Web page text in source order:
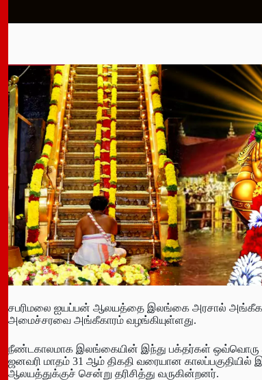
சபரிமலை ஐயப்பன் ஆலயத்தை இலங்கை அரசால்
அமைச்சரவை அங்கீகாரம் வழங்கியுள்ளது.
நீண்டகாலமாக இலங்கையின் இந்து பக்தர்கள் ஒவ்வொரு
ஜனவரி மாதம் 31 ஆம் திகதி வரையான
ஆலயத்துக்குச் சென்று தரிசித்து வருகின்றனர்.